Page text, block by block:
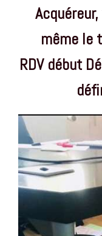
même le
RDV début